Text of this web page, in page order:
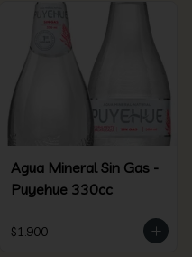
Agua Mineral Sin Gas -
Puyehue 330cc
$1.900